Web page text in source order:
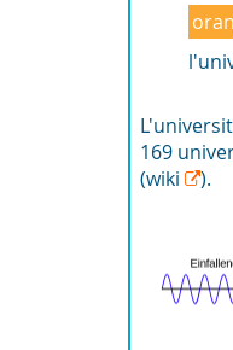
169
(wiki
).